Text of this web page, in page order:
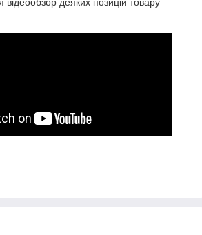
відеообзор деяких позицій товару